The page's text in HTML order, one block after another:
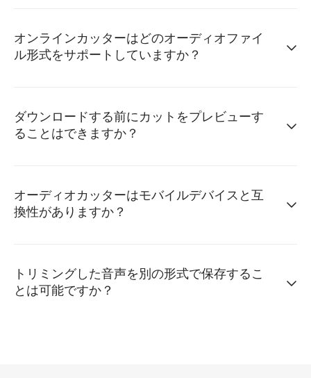
オンラインカッターはどのオーディオファイ
ル形式をサポートしていますか？
ダウンロードする前にカットをプレビューす
ることはできますか？
オーディオカッターはモバイルデバイスと互
換性がありますか？
トリミングした音声を別の形式で保存するこ
とは可能ですか？